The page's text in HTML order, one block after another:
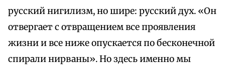
русский нигилизм, но шире: русский дух. «Он
отвергает с отвращением все проявления
жизни и все ниже опускается по бесконечной
спирали нирваны». Но здесь именно мы